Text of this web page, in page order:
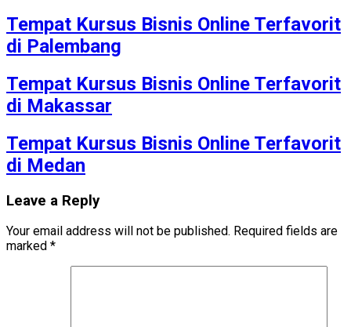
Tempat Kursus Bisnis Online Terfavorit
di Palembang
Tempat Kursus Bisnis Online Terfavorit
di Makassar
Tempat Kursus Bisnis Online Terfavorit
di Medan
Leave a Reply
Your email address will not be published. Required fields are
marked *